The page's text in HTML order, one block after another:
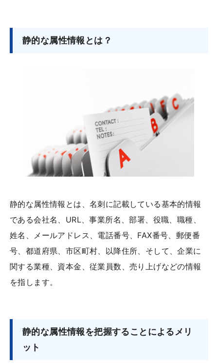
静的な属性情報とは？
静的な属性情報とは、名刺に記載している基本的情報
である会社名、URL、事業所名、部署、役職、職種、
姓名、メールアドレス、電話番号、FAX番号、郵便番
号、都道府県、市区町村、以降住所、そして、企業に
関する業種、資本金、従業員数、売り上げなどの情報
を指します。
静的な属性情報を把握することによるメリ
ット